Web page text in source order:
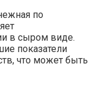
по
в сыром виде.
показатели
что может быть